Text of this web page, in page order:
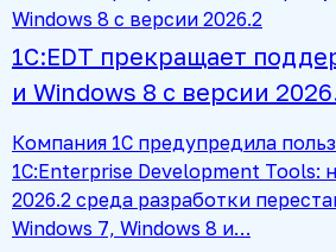
1С:EDT прекращает
и Windows 8 с версии
Компания 1С предупредила
1C:Enterprise Development Tools:
2026.2 среда разработки
Windows 7, Windows 8 и…